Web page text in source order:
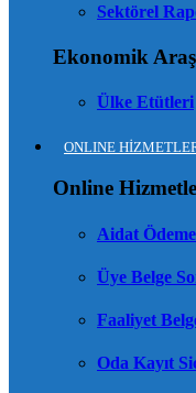
Sektörel
Ekonomik
Ülke Etütleri
ONLINE
Online
Aidat
Üye Belge
Faaliyet
Oda Kayıt